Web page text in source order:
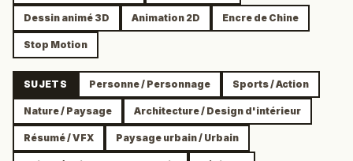
Dessin animé 3D Animation 2D Encre de Chine
Stop Motion
SUJETS Personne / Personnage Sports / Action
Nature / Paysage Architecture / Design d'intérieur
Résumé / VFX Paysage urbain / Urbain